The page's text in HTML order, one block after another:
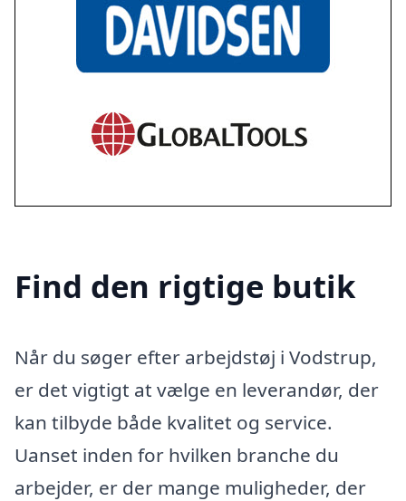
Find den rigtige butik
Når du søger efter arbejdstøj i Vodstrup,
er det vigtigt at vælge en leverandør, der
kan tilbyde både kvalitet og service.
Uanset inden for hvilken branche du
arbejder, er der mange muligheder, der